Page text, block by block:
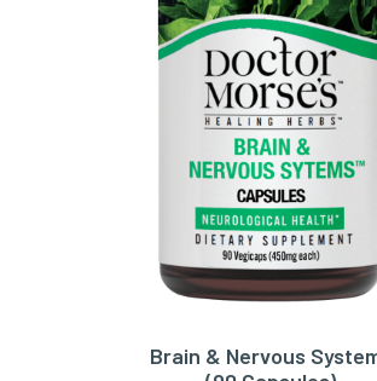
TOEVOEGEN AAN
Brain & Nervous